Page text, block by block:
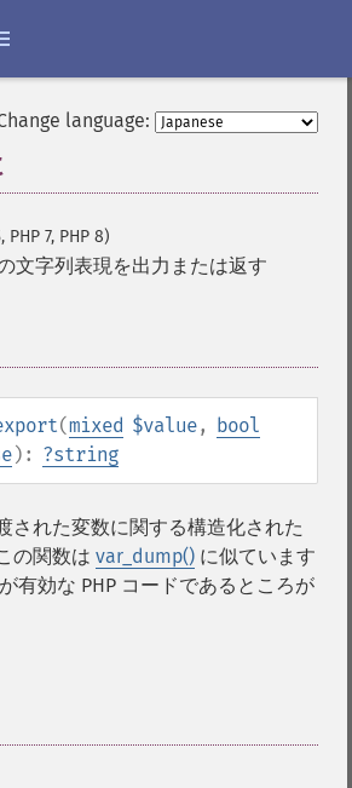
language:
PHP 7, PHP 8)
文字列表現を出力または返す
(mixed $value, bool
): ?string
された変数に関する構造化された
の関数は var_dump() に似ています
有効な PHP コードであるところが